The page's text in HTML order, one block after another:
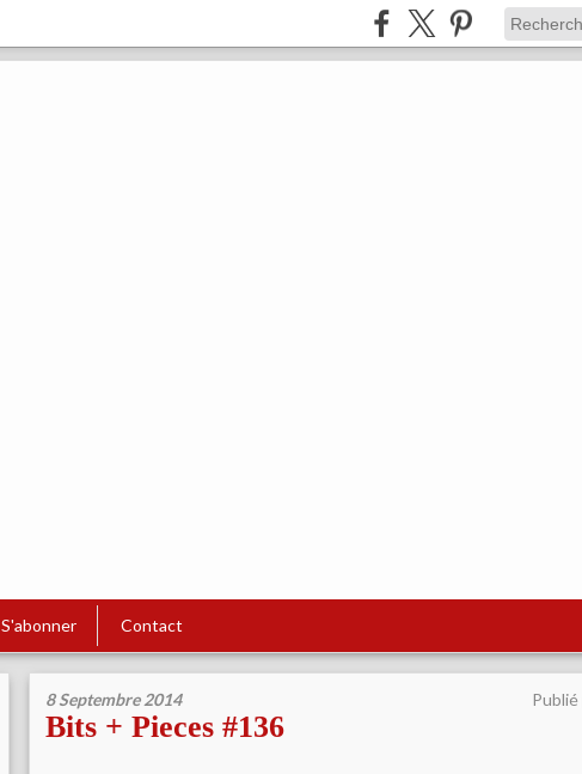
S'abonner Contact
8 Septembre 2014 Publié
Bits + Pieces #136